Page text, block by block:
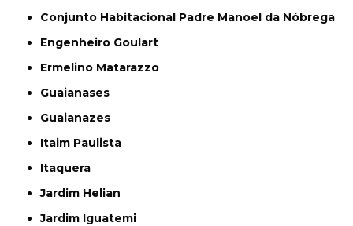
Conjunto Habitacional Padre Manoel da Nóbrega
Engenheiro Goulart
Ermelino Matarazzo
Guaianases
Guaianazes
Itaim Paulista
Itaquera
Jardim Helian
Jardim Iguatemi